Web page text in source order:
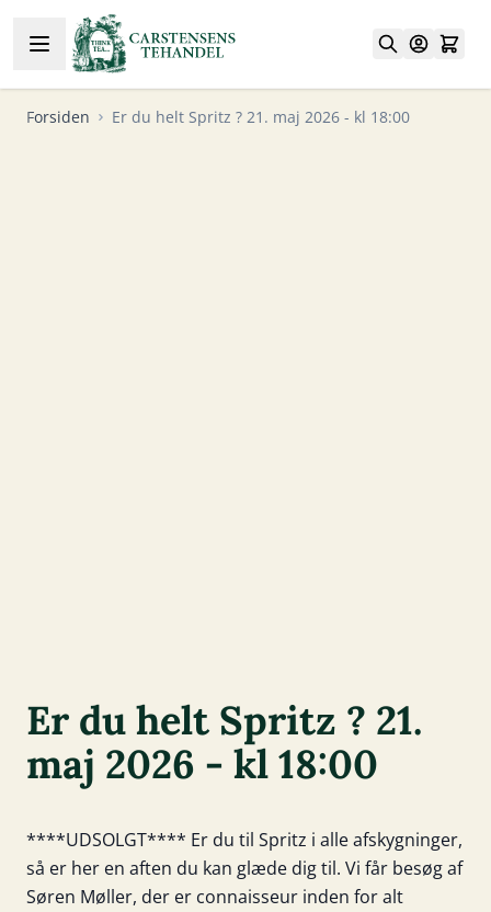
Skip to Content
Forsiden Er du helt Spritz ? 21. maj 2026 - kl 18:00
Er du helt Spritz ? 21.
maj 2026 - kl 18:00
****UDSOLGT**** Er du til Spritz i alle afskygninger,
så er her en aften du kan glæde dig til. Vi får besøg af
Søren Møller, der er connaisseur inden for alt